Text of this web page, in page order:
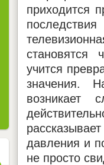
приходится
становятся
учится
значения.
возникает
давления и
не просто